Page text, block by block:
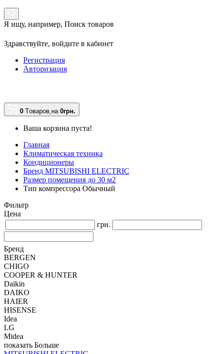
Я ищу, например, Поиск товаров
Здравствуйте, войдите в кабинет
Регистрация
Авторизация
0 Tоваров,на 0грн.
Ваша корзина пуста!
Главная
Климатическая техника
Кондиционеры
Бренд MITSUBISHI ELECTRIC
Размер помещения до 30 м2
Тип компрессора Обычный
Фильтр
Цена
грн.
Бренд
BERGEN
CHIGO
COOPER & HUNTER
Daikin
DAIKO
HAIER
HISENSE
Idea
LG
Midea
показать Больше